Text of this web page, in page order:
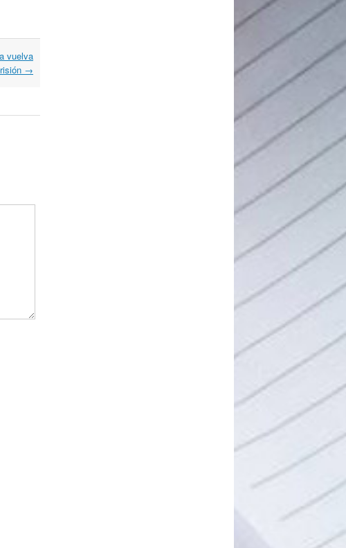
vuelva
→